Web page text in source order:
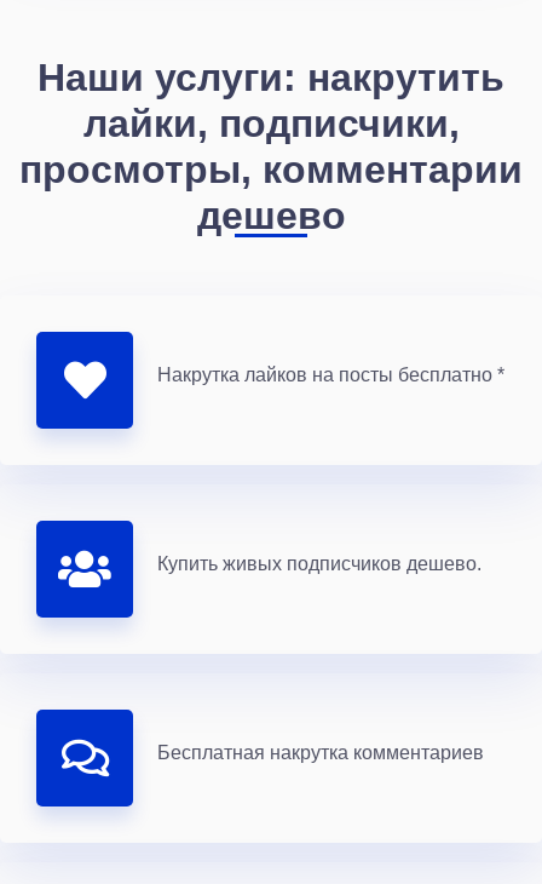
Наши услуги: накрутить
лайки, подписчики,
просмотры, комментарии
дешево
Накрутка лайков на посты бесплатно *
Купить живых подписчиков дешево.
Бесплатная накрутка комментариев